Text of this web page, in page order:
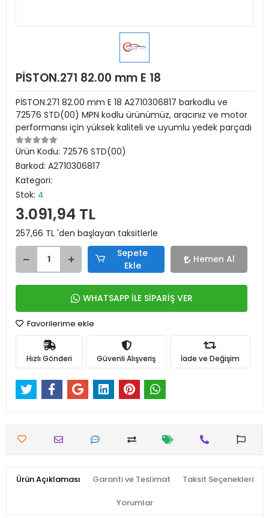
PİSTON.271 82.00 mm E 18
PİSTON.271 82.00 mm E 18 A2710306817 barkodlu ve
72576 STD(00) MPN kodlu ürünümüz, aracınız ve motor
performansı için yüksek kaliteli ve uyumlu yedek parçadı
Ürün Kodu: 72576 STD(00)
Barkod: A2710306817
Kategori:
Stok: 4
3.091,94 TL
257,66 TL 'den başlayan taksitlerle
Sepete
Ekle
Hemen Al
WHATSAPP İLE SİPARİŞ VER
Favorilerime ekle
Hızlı Gönderi Güvenli Alışveriş İade ve Değişim
Ürün Açıklaması Garanti ve Teslimat Taksit Seçenekleri
Yorumlar